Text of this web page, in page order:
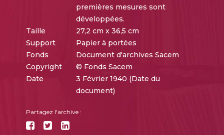
premières mesures sont
développées.
Taille
27,2 cm x 36,5 cm
Support
Papier à portées
Fonds
Document d'archives Sacem
Copyright
© Fonds Sacem
Date
3 Février 1940 (Date du
document)
Partagez l'archive :